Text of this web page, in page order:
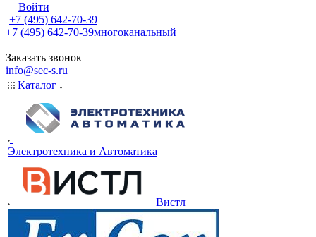
Войти
+7 (495) 642-70-39
+7 (495) 642-70-39многоканальный
Заказать звонок
info@sec-s.ru
Каталог
Электротехника и Автоматика
Вистл